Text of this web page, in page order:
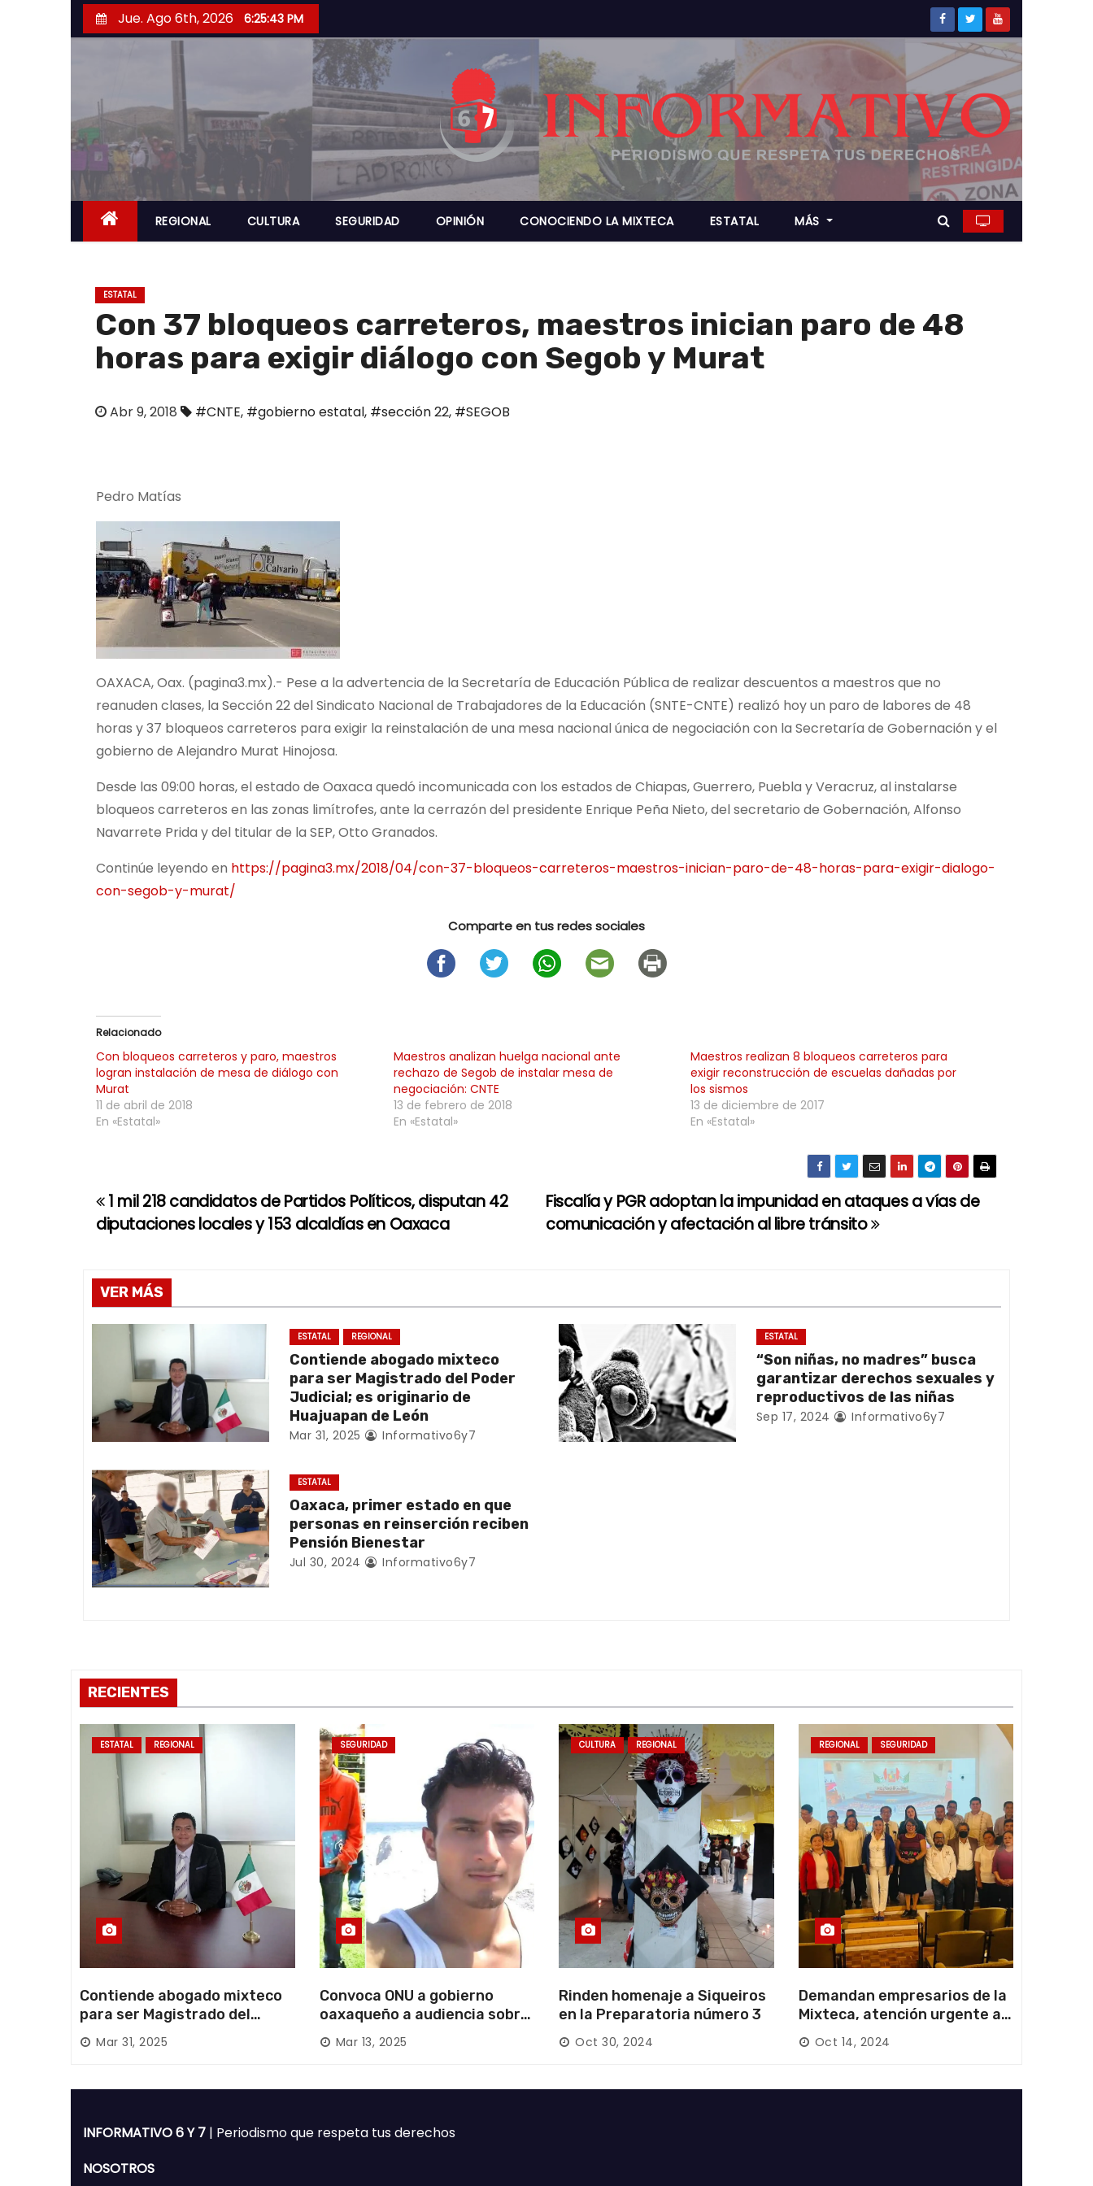
a
r
a
l
n
Jue. Ago 6th, 2026 6:25:44 PM
REGIONAL CULTURA SEGURIDAD OPINIÓN CONOCIENDO LA MIXTECA ESTATAL MÁS
ESTATAL
Con 37 bloqueos carreteros, maestros inician paro de 48
horas para exigir diálogo con Segob y Murat
Abr 9, 2018 #CNTE, #gobierno estatal, #sección 22, #SEGOB
Pedro Matías
OAXACA, Oax. (pagina3.mx).- Pese a la advertencia de la Secretaría de Educación Pública de realizar descuentos a maestros que no
reanuden clases, la Sección 22 del Sindicato Nacional de Trabajadores de la Educación (SNTE-CNTE) realizó hoy un paro de labores de 48
horas y 37 bloqueos carreteros para exigir la reinstalación de una mesa nacional única de negociación con la Secretaría de Gobernación y el
gobierno de Alejandro Murat Hinojosa.
Desde las 09:00 horas, el estado de Oaxaca quedó incomunicada con los estados de Chiapas, Guerrero, Puebla y Veracruz, al instalarse
bloqueos carreteros en las zonas limítrofes, ante la cerrazón del presidente Enrique Peña Nieto, del secretario de Gobernación, Alfonso
Navarrete Prida y del titular de la SEP, Otto Granados.
Continúe leyendo en https://pagina3.mx/2018/04/con-37-bloqueos-carreteros-maestros-inician-paro-de-48-horas-para-exigir-dialogo-
con-segob-y-murat/
Comparte en tus redes sociales
Relacionado
Con bloqueos carreteros y paro, maestros
logran instalación de mesa de diálogo con
Murat
11 de abril de 2018
En «Estatal»
Maestros analizan huelga nacional ante
rechazo de Segob de instalar mesa de
negociación: CNTE
13 de febrero de 2018
En «Estatal»
Maestros realizan 8 bloqueos carreteros para
exigir reconstrucción de escuelas dañadas por
los sismos
13 de diciembre de 2017
En «Estatal»
N
v
e
c
i
ó
n
d
e
t
r
a
s
Fiscalía y PGR adoptan la impunidad en ataques a vías de
comunicación y afectación al libre tránsito
1 mil 218 candidatos de Partidos Políticos, disputan 42
diputaciones locales y 153 alcaldías en Oaxaca
VER MÁS
ESTATAL REGIONAL
Contiende abogado mixteco
para ser Magistrado del Poder
Judicial; es originario de
Huajuapan de León
Mar 31, 2025 Informativo6y7
ESTATAL
“Son niñas, no madres” busca
garantizar derechos sexuales y
reproductivos de las niñas
Sep 17, 2024 Informativo6y7
ESTATAL
Oaxaca, primer estado en que
personas en reinserción reciben
Pensión Bienestar
Jul 30, 2024 Informativo6y7
RECIENTES
ESTATAL REGIONAL
Contiende abogado mixteco
para ser Magistrado del
Poder Judicial; es originario
de Huajuapan de León
Mar 31, 2025
SEGURIDAD
Convoca ONU a gobierno
oaxaqueño a audiencia sobre
desaparición forzada en la
Mixteca
Mar 13, 2025
CULTURA REGIONAL
Rinden homenaje a Siqueiros
en la Preparatoria número 3
Oct 30, 2024
REGIONAL SEGURIDAD
Demandan empresarios de la
Mixteca, atención urgente a
las carreteras locales y
federales
Oct 14, 2024
INFORMATIVO 6 Y 7 | Periodismo que respeta tus derechos
NOSOTROS